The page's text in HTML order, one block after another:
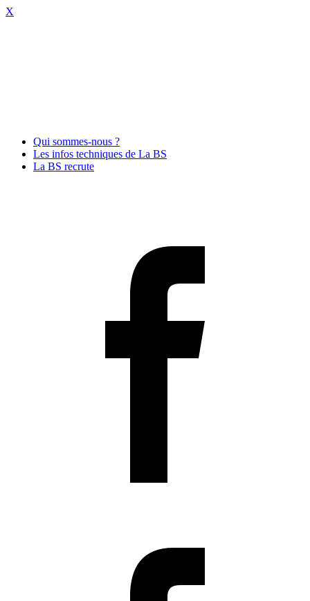
X
Qui sommes-nous ?
Les infos techniques de La BS
La BS recrute